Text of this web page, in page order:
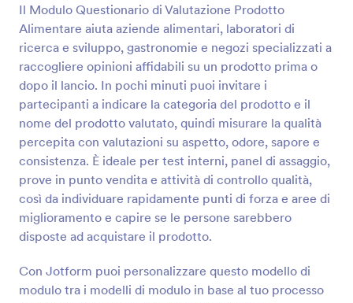
Il Modulo Questionario di Valutazione Prodotto
Alimentare aiuta aziende alimentari, laboratori di
ricerca e sviluppo, gastronomie e negozi specializzati a
raccogliere opinioni affidabili su un prodotto prima o
dopo il lancio. In pochi minuti puoi invitare i
partecipanti a indicare la categoria del prodotto e il
nome del prodotto valutato, quindi misurare la qualità
percepita con valutazioni su aspetto, odore, sapore e
consistenza. È ideale per test interni, panel di assaggio,
prove in punto vendita e attività di controllo qualità,
così da individuare rapidamente punti di forza e aree di
miglioramento e capire se le persone sarebbero
disposte ad acquistare il prodotto.
Con Jotform puoi personalizzare questo modello di
modulo tra i modelli di modulo in base al tuo processo
iniziare a ricevere risposte da qualsiasi dispositivo in
tempo reale.Puoi utilizzare le domande così come
sono oppure modificarle facilmente con il
nostro Costruttore di Moduli con funzione drag-
and-drop, senza alcun bisogno di programmare!
Inoltre, puoi aggiungere il tuo logo, cambiare font e
colori per un tocco personalizzato. Analizza i dati del
sondaggio trasformando automaticamente le
risposte in report visivi con il Generatore di Report di
Jotform o Tabelle Jotform. Migliora la raccolta e la
gestione dei sondaggi per la tua azienda con il
sondaggio gratuito sulla soddisfazione del cliente di
Jotform.
Anteprima